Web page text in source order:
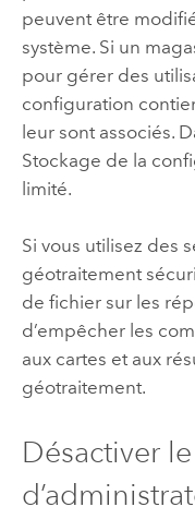
peuvent être
système. Si un
pour gérer des
configuration
leur sont associés.
Stockage de la
limité.
Si vous utilisez des
géotraitement
de fichier sur les
d’empêcher les
aux cartes et aux
géotraitement.
Désactiver